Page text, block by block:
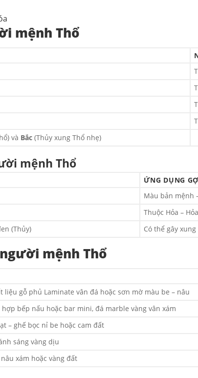
mệnh Thổ
và Bắc (Thủy xung Thổ nhẹ)
mệnh Thổ
ỨNG DỤNG
Màu bản mệnh
Thuộc Hỏa –
(Thủy) Có thể gây xung
mệnh Thổ
liệu gỗ phủ Laminate vân đá hoặc sơn mờ màu be – nâu
bếp nấu hoặc bar mini, đá marble vàng vân xám
– ghế bọc nỉ be hoặc cam đất
sáng vàng dịu
xám hoặc vàng đất